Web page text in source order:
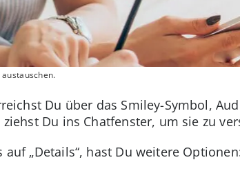
Du über das Smiley-Symbol,
Du ins Chatfenster, um sie zu
„Details“, hast Du weitere